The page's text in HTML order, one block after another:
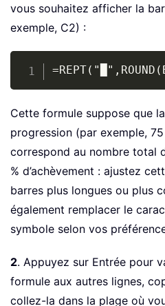
vous souhaitez afficher la
exemple, C2) :
Cette formule suppose que
progression (par exemple,
correspond au nombre total
% d’achèvement : ajustez
barres plus longues ou plus
également remplacer le
symbole selon vos
2. Appuyez sur Entrée pour
formule aux autres lignes,
collez-la dans la plage où